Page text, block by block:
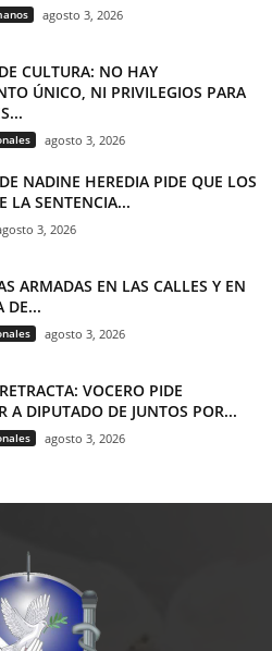
agosto 3, 2026
CULTURA: NO HAY
ÚNICO, NI PRIVILEGIOS PARA
agosto 3, 2026
NADINE HEREDIA PIDE QUE LOS
LA SENTENCIA...
3, 2026
ARMADAS EN LAS CALLES Y EN
DE...
agosto 3, 2026
VOCERO PIDE
A DIPUTADO DE JUNTOS POR...
agosto 3, 2026